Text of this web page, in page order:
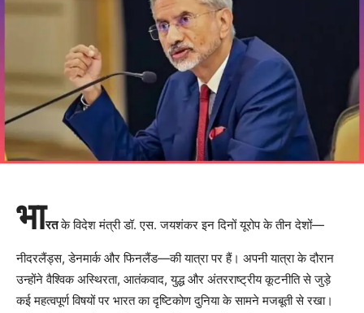
भारतके विदेश मंत्री डॉ. एस. जयशंकर इन दिनों यूरोप के तीन देशों—
नीदरलैंड्स, डेनमार्क और फिनलैंड—की यात्रा पर हैं। अपनी यात्रा के दौरान
उन्होंने वैश्विक अस्थिरता, आतंकवाद, युद्ध और अंतरराष्ट्रीय कूटनीति से जुड़े
कई महत्वपूर्ण विषयों पर भारत का दृष्टिकोण दुनिया के सामने मजबूती से रखा।